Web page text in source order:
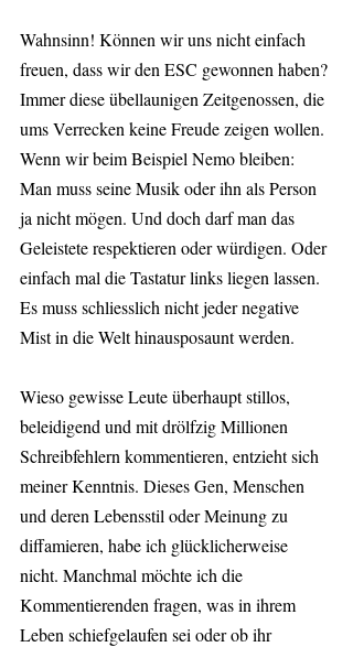
Wahnsinn! Können wir uns nicht einfach
freuen, dass wir den ESC gewonnen haben?
Immer diese übellaunigen Zeitgenossen, die
ums Verrecken keine Freude zeigen wollen.
Wenn wir beim Beispiel Nemo bleiben:
Man muss seine Musik oder ihn als Person
ja nicht mögen. Und doch darf man das
Geleistete respektieren oder würdigen. Oder
einfach mal die Tastatur links liegen lassen.
Es muss schliesslich nicht jeder negative
Mist in die Welt hinausposaunt werden.
Wieso gewisse Leute überhaupt stillos,
beleidigend und mit drölfzig Millionen
Schreibfehlern kommentieren, entzieht sich
meiner Kenntnis. Dieses Gen, Menschen
und deren Lebensstil oder Meinung zu
diffamieren, habe ich glücklicherweise
nicht. Manchmal möchte ich die
Kommentierenden fragen, was in ihrem
Leben schiefgelaufen sei oder ob ihr